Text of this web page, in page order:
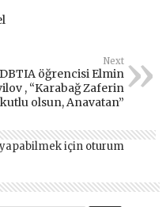
Next
öğrencisi Elmin
, “Karabağ Zaferin
kutlu olsun, Anavatan”
için oturum